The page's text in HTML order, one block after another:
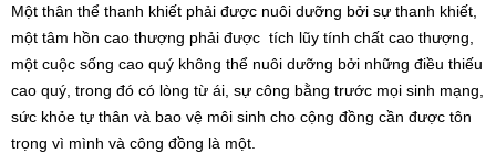
Một thân thể thanh khiết phải được nuôi dưỡng bởi sự thanh khiết,
một tâm hồn cao thượng phải được tích lũy tính chất cao thượng,
một cuộc sống cao quý không thể nuôi dưỡng bởi những điều thiếu
cao quý, trong đó có lòng từ ái, sự công bằng trước mọi sinh mạng,
sức khỏe tự thân và bao vệ môi sinh cho cộng đồng cần được tôn
trọng vì mình và công đồng là một.